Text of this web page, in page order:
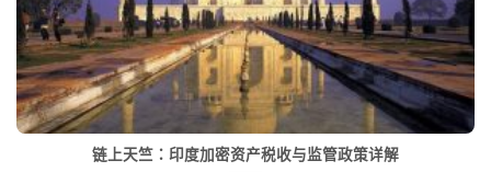
链上天竺：印度加密资产税收与监管政策详解